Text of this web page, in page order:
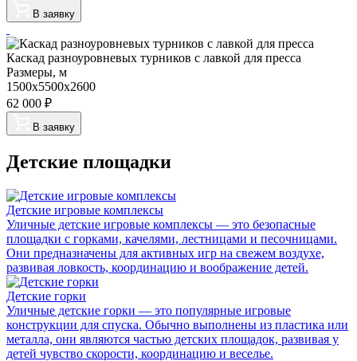
В заявку
Каскад разноуровневых турников с лавкой для пресса
Размеры, м
1500х5500х2600
62 000 ₽
В заявку
Детские площадки
Детские игровые комплексы
Уличные детские игровые комплексы — это безопасные
площадки с горками, качелями, лестницами и песочницами.
Они предназначены для активных игр на свежем воздухе,
развивая ловкость, координацию и воображение детей.
Детские горки
Уличные детские горки — это популярные игровые
конструкции для спуска. Обычно выполнены из пластика или
металла, они являются частью детских площадок, развивая у
детей чувство скорости, координацию и веселье.